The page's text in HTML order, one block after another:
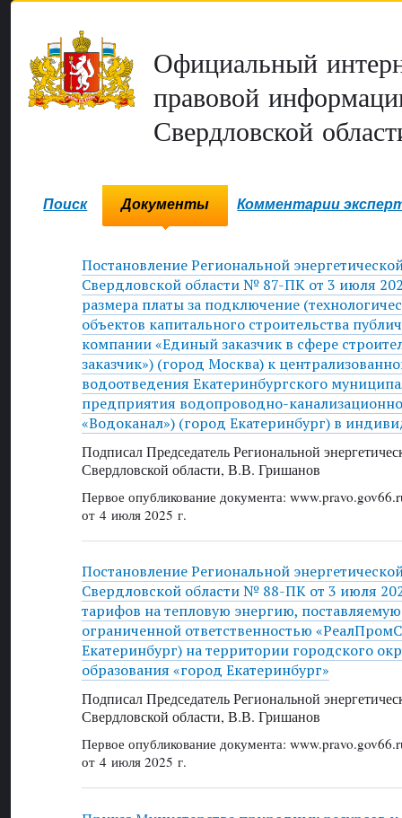
Официальный
правовой
Свердловской
Поиск Документы Комментарии
Постановление Региональной
Свердловской области № 87-ПК от 3 июля
размера платы за подключение
объектов капитального строительства
компании «Единый заказчик в сфере
заказчик») (город Москва) к
водоотведения Екатеринбургского
предприятия водопроводно-
«Водоканал») (город Екатеринбург) в
Подписал Председатель Региональной
Свердловской области, В.В. Гришанов
Первое опубликование документа:
от 4 июля 2025 г.
Постановление Региональной
Свердловской области № 88-ПК от 3 июля
тарифов на тепловую энергию,
ограниченной ответственностью
Екатеринбург) на территории городского
образования «город Екатеринбург»
Подписал Председатель Региональной
Свердловской области, В.В. Гришанов
Первое опубликование документа:
от 4 июля 2025 г.